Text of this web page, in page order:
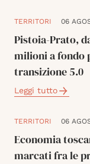
TERRITORI 06
Pistoia-Prato,
milioni a fondo
transizione 5.0
Leggi tutto
TERRITORI 06
Economia
marcati fra le